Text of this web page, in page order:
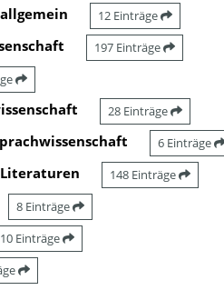
12 Einträge
197 Einträge
28 Einträge
6 Einträge
Literaturen 148 Einträge
8 Einträge
10 Einträge